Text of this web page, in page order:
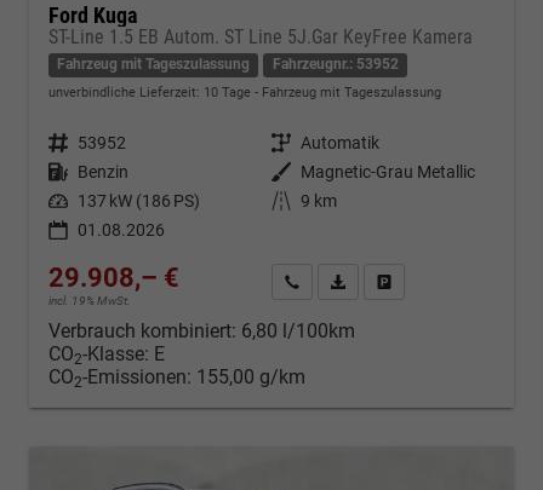
Ford Kuga
ST-Line 1.5 EB Autom. ST Line 5J.Gar KeyFree Kamera
Fahrzeug mit Tageszulassung Fahrzeugnr.: 53952
unverbindliche Lieferzeit: 10 Tage Fahrzeug mit Tageszulassung
Fahrzeugnr. 53952 Getriebe Automatik
Kraftstoff Benzin Außenfarbe Magnetic-Grau Metallic
Leistung 137 kW (186 PS) Kilometerstand 9 km
01.08.2026
29.908,– €
incl. 19% MwSt.
Kontakt & Angebot anfordern
PDF-Datei, Fahrzeugexposé
Verbrauch kombiniert: 6,80 l/100km
CO2-Klasse: E
CO2-Emissionen: 155,00 g/km